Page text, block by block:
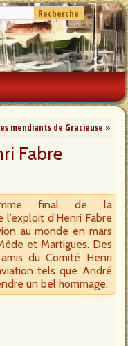
mendiants de Gracieuse »
Fabre
final de la
d’Henri Fabre
au monde en mars
et Martigues. Des
du Comité Henri
tels que André
un bel hommage.